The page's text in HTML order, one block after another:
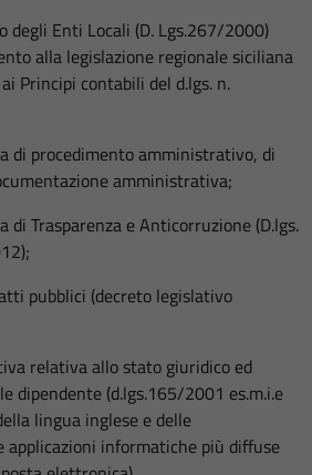
degli Enti Locali (D. Lgs.267/2000)
alla legislazione regionale siciliana
Principi contabili del d.lgs. n.
di procedimento amministrativo, di
amministrativa;
Trasparenza e Anticorruzione (D.lgs.
pubblici (decreto legislativo
relativa allo stato giuridico ed
dipendente (d.lgs.165/2001 es.m.i.e
lingua inglese e delle
applicazioni informatiche più diffuse